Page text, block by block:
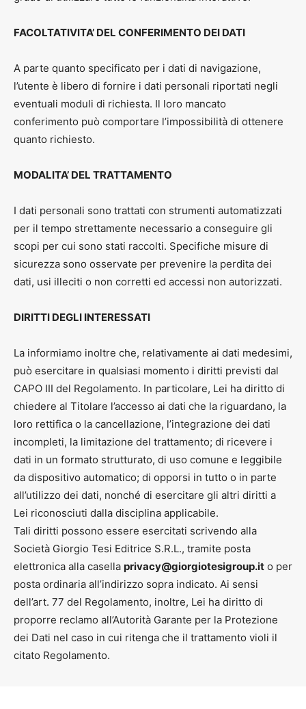
FACOLTATIVITA’ DEL CONFERIMENTO DEI DATI
A parte quanto specificato per i dati di navigazione,
l’utente è libero di fornire i dati personali riportati negli
eventuali moduli di richiesta. Il loro mancato
conferimento può comportare l’impossibilità di ottenere
quanto richiesto.
MODALITA’ DEL TRATTAMENTO
I dati personali sono trattati con strumenti automatizzati
per il tempo strettamente necessario a conseguire gli
scopi per cui sono stati raccolti. Specifiche misure di
sicurezza sono osservate per prevenire la perdita dei
dati, usi illeciti o non corretti ed accessi non autorizzati.
DIRITTI DEGLI INTERESSATI
La informiamo inoltre che, relativamente ai dati medesimi,
può esercitare in qualsiasi momento i diritti previsti dal
CAPO III del Regolamento. In particolare, Lei ha diritto di
chiedere al Titolare l’accesso ai dati che la riguardano, la
loro rettifica o la cancellazione, l’integrazione dei dati
incompleti, la limitazione del trattamento; di ricevere i
dati in un formato strutturato, di uso comune e leggibile
da dispositivo automatico; di opporsi in tutto o in parte
all’utilizzo dei dati, nonché di esercitare gli altri diritti a
Lei riconosciuti dalla disciplina applicabile.
Tali diritti possono essere esercitati scrivendo alla
Società Giorgio Tesi Editrice S.R.L., tramite posta
elettronica alla casella privacy@giorgiotesigroup.it o per
posta ordinaria all’indirizzo sopra indicato. Ai sensi
dell’art. 77 del Regolamento, inoltre, Lei ha diritto di
proporre reclamo all’Autorità Garante per la Protezione
dei Dati nel caso in cui ritenga che il trattamento violi il
citato Regolamento.